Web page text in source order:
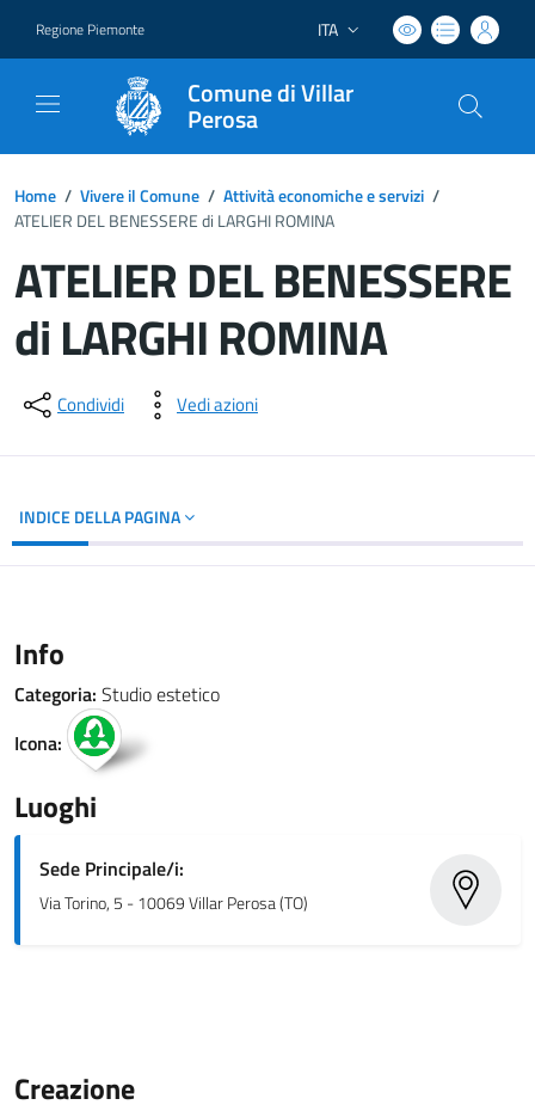
Regione Piemonte Lingua attiva:
ITA
Comune di Villar
Perosa
Home / Vivere il Comune / Attività economiche e servizi /
ATELIER DEL BENESSERE di LARGHI ROMINA
ATELIER DEL BENESSERE
di LARGHI ROMINA
Dettagli del documento
Condividi Vedi azioni
INDICE DELLA PAGINA
Info
Categoria: Studio estetico
Icona:
Luoghi
Sede Principale/i:
Via Torino, 5 - 10069 Villar Perosa (TO)
Creazione